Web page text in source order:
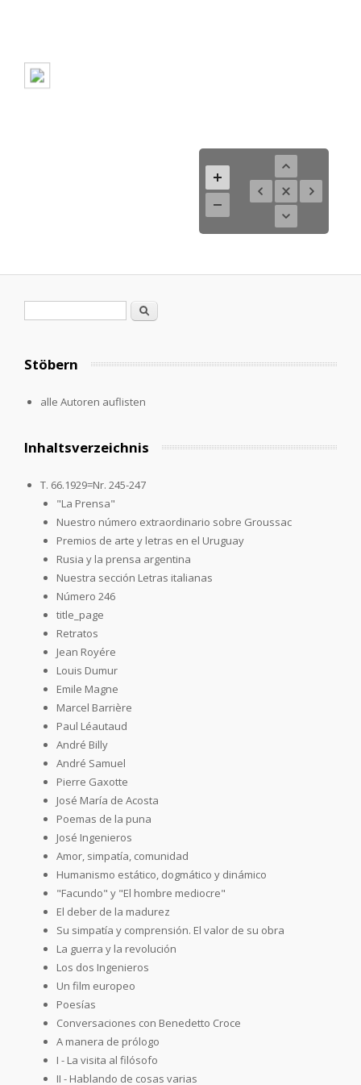
Suche
Stöbern
alle Autoren auflisten
Inhaltsverzeichnis
T. 66.1929=Nr. 245-247
"La Prensa"
Nuestro número extraordinario sobre Groussac
Premios de arte y letras en el Uruguay
Rusia y la prensa argentina
Nuestra sección Letras italianas
Número 246
title_page
Retratos
Jean Royére
Louis Dumur
Emile Magne
Marcel Barrière
Paul Léautaud
André Billy
André Samuel
Pierre Gaxotte
José María de Acosta
Poemas de la puna
José Ingenieros
Amor, simpatía, comunidad
Humanismo estático, dogmático y dinámico
"Facundo" y "El hombre mediocre"
El deber de la madurez
Su simpatía y comprensión. El valor de su obra
La guerra y la revolución
Los dos Ingenieros
Un film europeo
Poesías
Conversaciones con Benedetto Croce
A manera de prólogo
I - La visita al filósofo
II - Hablando de cosas varias